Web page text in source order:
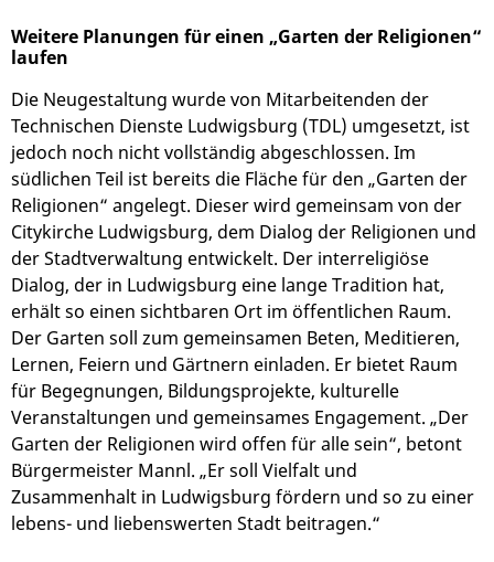
Weitere Planungen für einen „Garten der Religionen“
laufen
Die Neugestaltung wurde von Mitarbeitenden der
Technischen Dienste Ludwigsburg (TDL) umgesetzt, ist
jedoch noch nicht vollständig abgeschlossen. Im
südlichen Teil ist bereits die Fläche für den „Garten der
Religionen“ angelegt. Dieser wird gemeinsam von der
Citykirche Ludwigsburg, dem Dialog der Religionen und
der Stadtverwaltung entwickelt. Der interreligiöse
Dialog, der in Ludwigsburg eine lange Tradition hat,
erhält so einen sichtbaren Ort im öffentlichen Raum.
Der Garten soll zum gemeinsamen Beten, Meditieren,
Lernen, Feiern und Gärtnern einladen. Er bietet Raum
für Begegnungen, Bildungsprojekte, kulturelle
Veranstaltungen und gemeinsames Engagement. „Der
Garten der Religionen wird offen für alle sein“, betont
Bürgermeister Mannl. „Er soll Vielfalt und
Zusammenhalt in Ludwigsburg fördern und so zu einer
lebens- und liebenswerten Stadt beitragen.“